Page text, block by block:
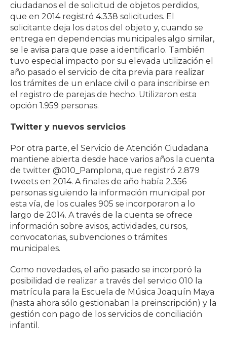
ciudadanos el de solicitud de objetos perdidos,
que en 2014 registró 4.338 solicitudes. El
solicitante deja los datos del objeto y, cuando se
entrega en dependencias municipales algo similar,
se le avisa para que pase a identificarlo. También
tuvo especial impacto por su elevada utilización el
año pasado el servicio de cita previa para realizar
los trámites de un enlace civil o para inscribirse en
el registro de parejas de hecho. Utilizaron esta
opción 1.959 personas.
Twitter y nuevos servicios
Por otra parte, el Servicio de Atención Ciudadana
mantiene abierta desde hace varios años la cuenta
de twitter @010_Pamplona, que registró 2.879
tweets en 2014. A finales de año había 2.356
personas siguiendo la información municipal por
esta vía, de los cuales 905 se incorporaron a lo
largo de 2014. A través de la cuenta se ofrece
información sobre avisos, actividades, cursos,
convocatorias, subvenciones o trámites
municipales.
Como novedades, el año pasado se incorporó la
posibilidad de realizar a través del servicio 010 la
matrícula para la Escuela de Música Joaquín Maya
(hasta ahora sólo gestionaban la preinscripción) y la
gestión con pago de los servicios de conciliación
infantil.